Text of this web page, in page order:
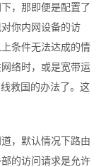
，那即便是配置了
你内网设备的访
条件无法达成的情
络时，或是宽带运
救国的办法了。这
，默认情况下路由
的访问请求是允许